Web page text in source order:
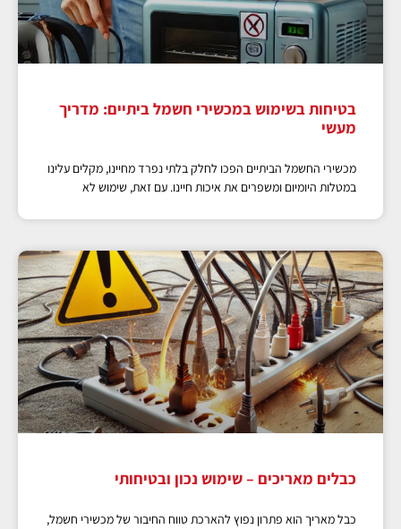
בטיחות בשימוש במכשירי חשמל ביתיים: מדריך
מעשי
מכשירי החשמל הביתיים הפכו לחלק בלתי נפרד מחיינו, מקלים עלינו
במטלות היומיום ומשפרים את איכות חיינו. עם זאת, שימוש לא
כבלים מאריכים – שימוש נכון ובטיחותי
כבל מאריך הוא פתרון נפוץ להארכת טווח החיבור של מכשירי חשמל,